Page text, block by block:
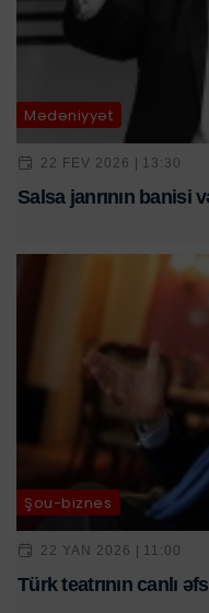
Mədəniyyət
22 FEV 2026 | 13:30
Salsa janrının banisi
Şou-biznes
22 YAN 2026 | 11:00
Türk teatrının canlı